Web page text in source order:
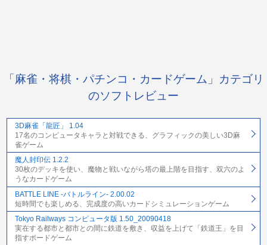
「麻雀・将棋・パチンコ・カードゲーム」カテゴリ
のソフトレビュー
3D麻雀「龍匠」 1.04
17名のコンピュータキャラと対戦できる、グラフィックの美しい3D麻
雀ゲーム
魔人封印伝 1.2.2
30枚のデッキを使い、魔物と戦いながら塔の最上階を目指す、双六のよ
うなカードゲーム
BATTLE LINE -バトルライン- 2.00.02
短時間でも楽しめる、完成度の高いカードシミュレーションゲーム
Tokyo Railways コンピュータ版 1.50_20090418
実在する都市と都市との間に鉄道を敷き、収益を上げて「鉄道王」を目
指すボードゲーム